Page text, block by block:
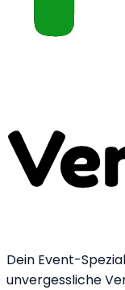
Dein Event-
unvergessliche